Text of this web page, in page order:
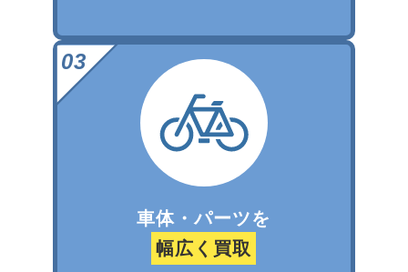
車体・パーツを
幅広く買取